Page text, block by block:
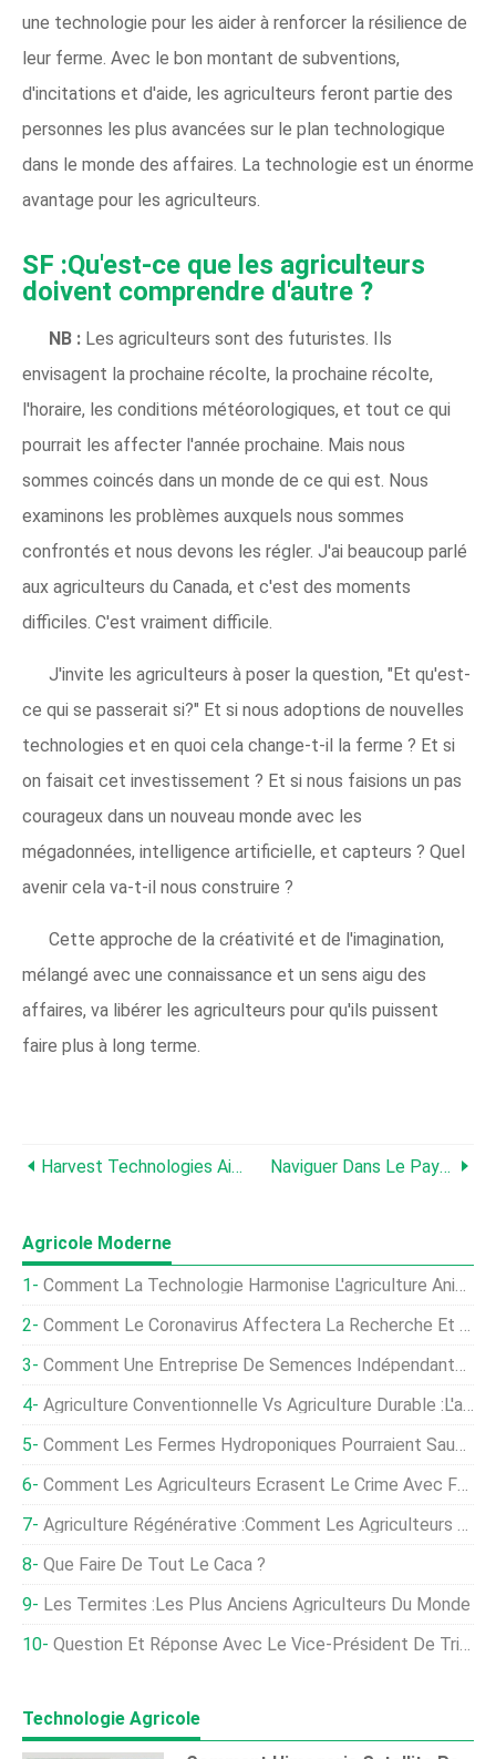
une technologie pour les aider à renforcer la résilience de
leur ferme. Avec le bon montant de subventions,
d'incitations et d'aide, les agriculteurs feront partie des
personnes les plus avancées sur le plan technologique
dans le monde des affaires. La technologie est un énorme
avantage pour les agriculteurs.
SF :Qu'est-ce que les agriculteurs
doivent comprendre d'autre ?
NB : Les agriculteurs sont des futuristes. Ils
envisagent la prochaine récolte, la prochaine récolte,
l'horaire, les conditions météorologiques, et tout ce qui
pourrait les affecter l'année prochaine. Mais nous
sommes coincés dans un monde de ce qui est. Nous
examinons les problèmes auxquels nous sommes
confrontés et nous devons les régler. J'ai beaucoup parlé
aux agriculteurs du Canada, et c'est des moments
difficiles. C'est vraiment difficile.
J'invite les agriculteurs à poser la question, "Et qu'est-
ce qui se passerait si?" Et si nous adoptions de nouvelles
technologies et en quoi cela change-t-il la ferme ? Et si
on faisait cet investissement ? Et si nous faisions un pas
courageux dans un nouveau monde avec les
mégadonnées, intelligence artificielle, et capteurs ? Quel
avenir cela va-t-il nous construire ?
Cette approche de la créativité et de l'imagination,
mélangé avec une connaissance et un sens aigu des
affaires, va libérer les agriculteurs pour qu'ils puissent
faire plus à long terme.
Harvest Technologies Aide À Cibler Les Opportunités Naviguer Dans Le Paysage De La Technologie Agricole
Agricole Moderne
Comment La Technologie Harmonise L'agriculture Animale Avec La Durabilité
Comment Le Coronavirus Affectera La Recherche Et La Technologie Agricoles
Comment Une Entreprise De Semences Indépendante A Éliminé Les Intermédiaires
Agriculture Conventionnelle Vs Agriculture Durable :l'agriculture Durable Peut-Elle Nourrir Le Monde ?
Comment Les Fermes Hydroponiques Pourraient Sauver Le Monde
Comment Les Agriculteurs Écrasent Le Crime Avec Facebook
Agriculture Régénérative :comment Les Agriculteurs Peuvent Faire La Transition
Que Faire De Tout Le Caca ?
Les Termites :les Plus Anciens Agriculteurs Du Monde
Question Et Réponse Avec Le Vice-Président De Trimble Ag, Jim Chambers, Lauréat Du Prix Legacy In Ag Technology Award
Technologie Agricole